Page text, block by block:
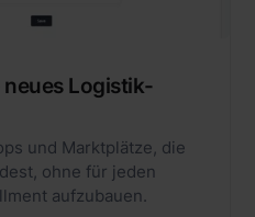
neues Logistik-
und Marktplätze, die
ohne für jeden
aufzubauen.